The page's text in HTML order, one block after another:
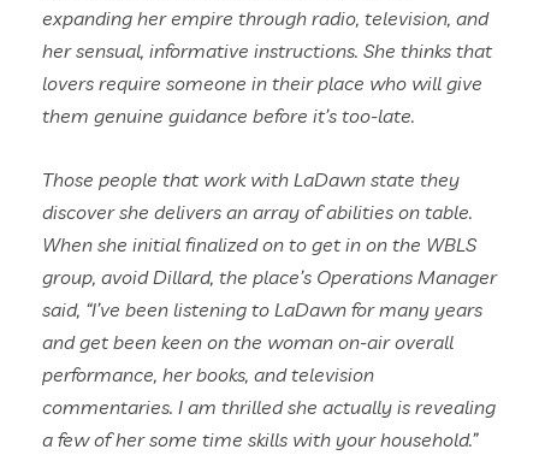
expanding her empire through radio, television, and
her sensual, informative instructions. She thinks that
lovers require someone in their place who will give
them genuine guidance before it’s too-late.
Those people that work with LaDawn state they
discover she delivers an array of abilities on table.
When she initial finalized on to get in on the WBLS
group, avoid Dillard, the place’s Operations Manager
said, “I’ve been listening to LaDawn for many years
and get been keen on the woman on-air overall
performance, her books, and television
commentaries. I am thrilled she actually is revealing
a few of her some time skills with your household.”